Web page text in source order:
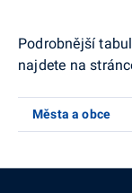
Podrobnější
najdete na
Města a obce